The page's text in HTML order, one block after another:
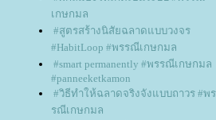
เกษกมล
#สูตรสร้างนิสัยฉลาดแบบวงจร
#HabitLoop #พรรณีเกษกมล
#smart permanently #พรรณีเกษกมล
#panneeketkamon
#วิธีทำให้ฉลาดจริงจังแบบถาวร #พร
รณีเกษกมล